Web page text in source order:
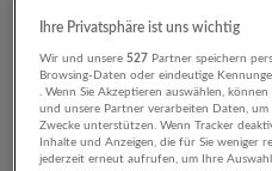
Umkreis
Ihre Privatsphäre ist uns wichtig
Wir und unsere527 Partner speichern
Browsing-Daten oder eindeutige
. Wenn Sie Akzeptieren auswählen,
und unsere Partner verarbeiten Daten, um
Zwecke unterstützen. Wenn Tracker
Inhalte und Anzeigen, die für Sie weniger
jederzeit erneut aufrufen, um Ihre